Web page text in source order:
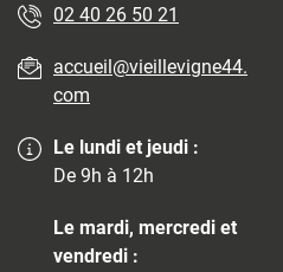
02 40 26 50 21
accueil@vieillevigne44.
com
Le lundi et jeudi :
De 9h à 12h
Le mardi, mercredi et
vendredi :